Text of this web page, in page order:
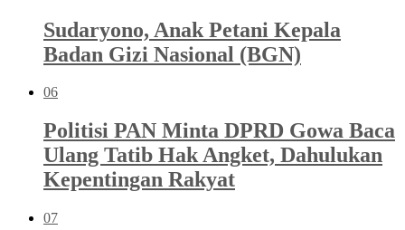
Sudaryono, Anak Petani Kepala
Badan Gizi Nasional (BGN)
06
Politisi PAN Minta DPRD Gowa Baca
Ulang Tatib Hak Angket, Dahulukan
Kepentingan Rakyat
07